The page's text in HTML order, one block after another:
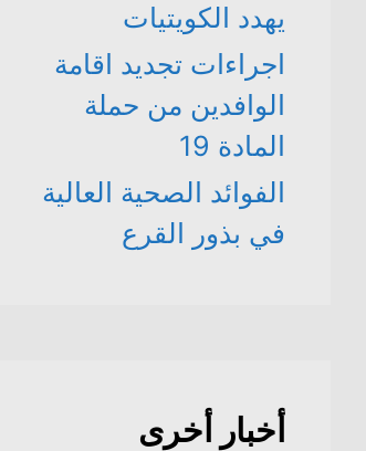
يهدد الكويتيات
اجراءات تجديد اقامة
الوافدين من حملة
المادة 19
الفوائد الصحية العالية
في بذور القرع
أخبار أخرى